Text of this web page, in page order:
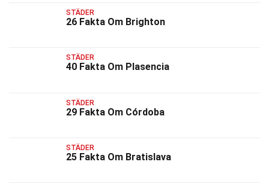
STÄDER
26 Fakta Om Brighton
STÄDER
40 Fakta Om Plasencia
STÄDER
29 Fakta Om Córdoba
STÄDER
25 Fakta Om Bratislava